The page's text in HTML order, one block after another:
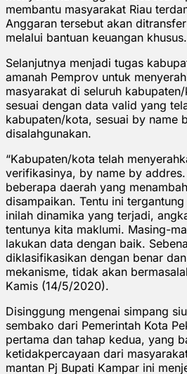
membantu masyarakat Riau
Anggaran tersebut akan
melalui bantuan keuangan khusus.
Selanjutnya menjadi tugas
amanah Pemprov untuk
masyarakat di seluruh
sesuai dengan data valid yang
kabupaten/kota, sesuai by name
disalahgunakan.
“Kabupaten/kota telah
verifikasinya, by name by
beberapa daerah yang
disampaikan. Tentu ini
inilah dinamika yang terjadi,
tentunya kita maklumi. Masing-
lakukan data dengan baik.
diklasifikasikan dengan benar
mekanisme, tidak akan
Kamis (14/5/2020).
Disinggung mengenai simpang
sembako dari Pemerintah Kota
pertama dan tahap kedua, yang
ketidakpercayaan dari
mantan Pj Bupati Kampar ini